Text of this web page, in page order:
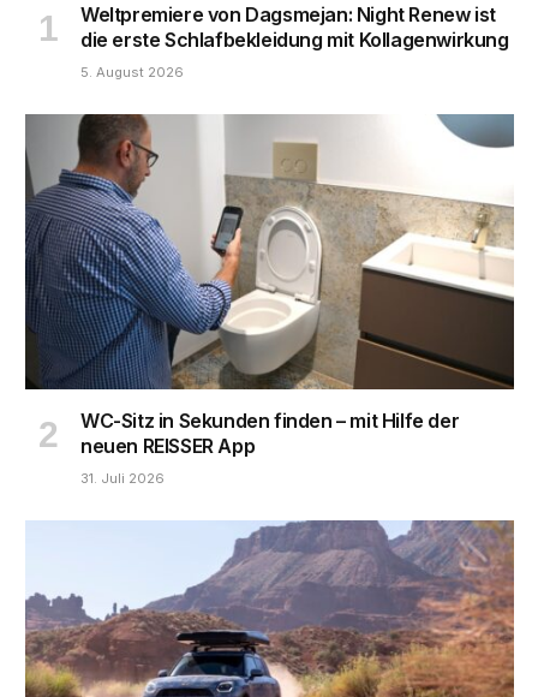
Weltpremiere von Dagsmejan: Night Renew ist
die erste Schlafbekleidung mit Kollagenwirkung
5. August 2026
WC-Sitz in Sekunden finden – mit Hilfe der
neuen REISSER App
31. Juli 2026